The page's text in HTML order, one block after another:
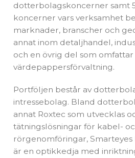
dotterbolagskoncerner samt
koncerner vars verksamhet
marknader, branscher och
annat inom detaljhandel,
och en övrig del som
värdepappersförvaltning.
Portföljen består av
intressebolag. Bland
annat Roxtec som utvecklas
tätningslösningar för kabel-
rörgenomföringar, Smarteyes
är en optikkedja med